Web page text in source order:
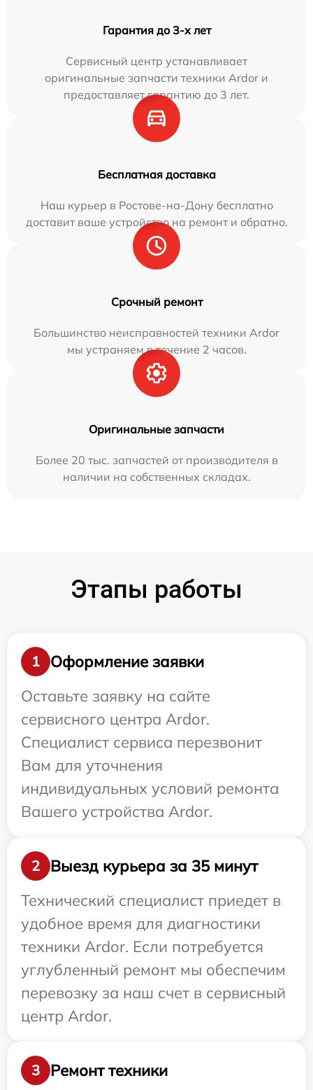
Гарантия до 3-х лет
Сервисный центр устанавливает
оригинальные запчасти техники Ardor и
предоставляет гарантию до 3 лет.
Бесплатная доставка
Наш курьер в Ростове-на-Дону бесплатно
доставит ваше устройство на ремонт и обратно.
Срочный ремонт
Большинство неисправностей техники Ardor
мы устраняем в течение 2 часов.
Оригинальные запчасти
Более 20 тыс. запчастей от производителя в
наличии на собственных складах.
Этапы работы
1
Оформление заявки
Оставьте заявку на сайте
сервисного центра Ardor.
Специалист сервиса перезвонит
Вам для уточнения
индивидуальных условий ремонта
Вашего устройства Ardor.
2
Выезд курьера за 35 минут
Технический специалист приедет в
удобное время для диагностики
техники Ardor. Если потребуется
углубленный ремонт мы обеспечим
перевозку за наш счет в сервисный
центр Ardor.
3 Ремонт техники